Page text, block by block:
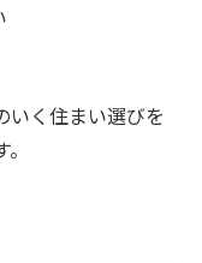
いく住まい選びを